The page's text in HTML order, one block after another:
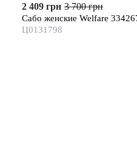
2 409 грн 3 700 грн
Сабо женские Welfare
Ц0131798